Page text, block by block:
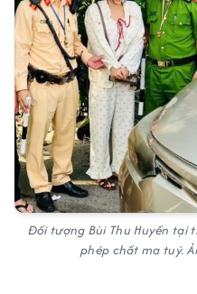
Đối tượng Bùi Thu Huyền
phép chất ma tuý.